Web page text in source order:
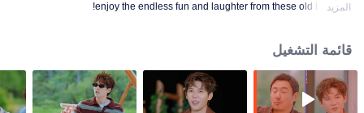
enjoy the endless fun and laughter from these old buddies!
المزيد
قائمة التشغيل